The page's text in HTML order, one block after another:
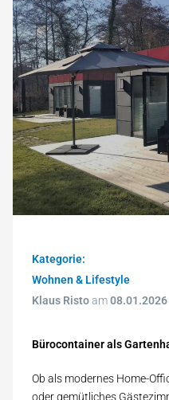
Kategorie:
Wohnen & Lifestyle
Klaus Ristoam08.01.2026
Bürocontainer als
Ob als modernes Home-
oder gemütliches